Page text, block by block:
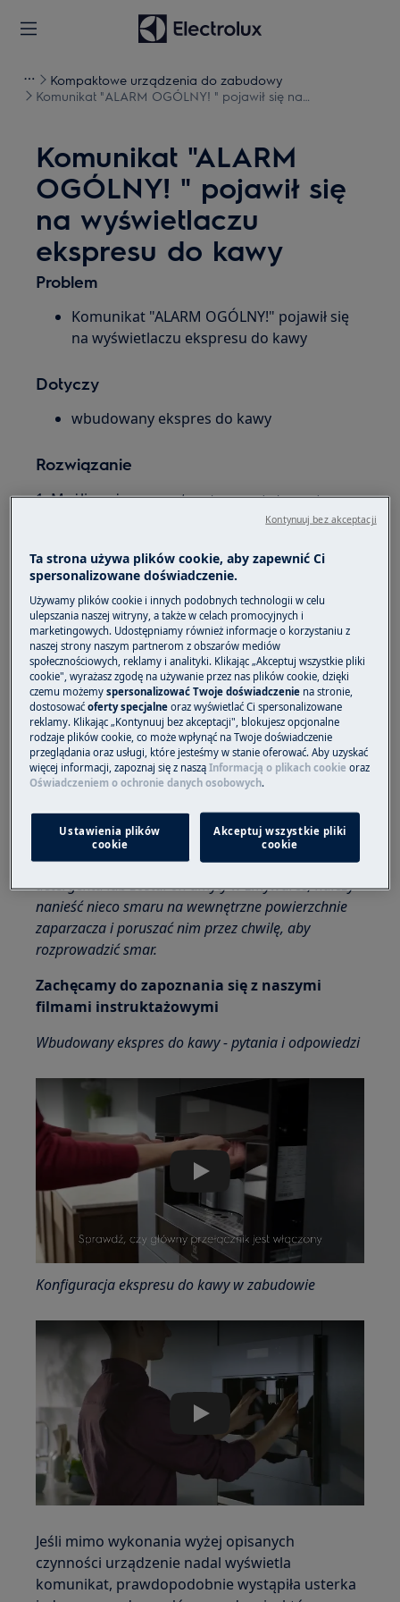
Kompaktowe urządzenia do zabudowy
Komunikat "ALARM OGÓLNY! " pojawił się na
Komunikat "ALARM
OGÓLNY! " pojawił się
na wyświetlaczu
ekspresu do kawy
Problem
Komunikat "ALARM OGÓLNY!" pojawił się
na wyświetlaczu ekspresu do kawy
Dotyczy
wbudowany ekspres do kawy
Rozwiązanie
1. Możliwe, że wewnątrzekspresu do kawy do
nagromadziły się zanieczyszczenia.
postępując zgodnie ze wskazówkami zawartymi
w części „Czyszczenie i konserwacja” instrukcji
obsługi.
W celu dokładnego sprawdzenia wnętrza
urządzenia pod kątem obecności
zanieczyszczeń można użyć latarki.
2. Po zakończeniu czyszczenia wyłączyć
urządzenie za pomocą głównego wyłącznika
znajdującego się po prawej stronie (aby użyć
wyłącznika, należy wysunąć urządzenie), a
ponownie.
Wskazówka:Jeśli do czyszczenia zaparzacza użyto
detergentu lub został on umyty w zmywarce, należy
nanieść nieco smaru na wewnętrzne powierzchnie
zaparzacza i poruszać nim przez chwilę, aby
rozprowadzić smar.
Zachęcamy do zapoznania się z naszymi
filmami instruktażowymi
Wbudowany ekspres do kawy - pytania i odpowiedzi
Play
Konfiguracja ekspresu do kawy w zabudowie
Play
Jeśli mimo wykonania wyżej opisanych
czynności urządzenie nadal wyświetla
komunikat, prawdopodobnie wystąpiła usterka
Ta strona używa plików cookie, aby zapewnić Ci
spersonalizowane doświadczenie.
Używamy plików cookie i innych podobnych technologii w celu
ulepszania naszej witryny, a także w celach promocyjnych i
marketingowych. Udostępniamy również informacje o korzystaniu z
naszej strony naszym partnerom z obszarów mediów
społecznościowych, reklamy i analityki. Klikając „Akceptuj wszystkie pliki
cookie", wyrażasz zgodę na używanie przez nas plików cookie, dzięki
czemu możemyspersonalizować Twoje doświadczenie na stronie,
dostosowaćoferty specjalne oraz wyświetlać Ci spersonalizowane
reklamy. Klikając „Kontynuuj bez akceptacji", blokujesz opcjonalne
rodzaje plików cookie, co może wpłynąć na Twoje doświadczenie
przeglądania oraz usługi, które jesteśmy w stanie oferować. Aby uzyskać
więcej informacji, zapoznaj się z nasząInformacją o plikach cookie oraz
Oświadczeniem o ochronie danych osobowych.
Ustawienia plików
cookie
Akceptuj wszystkie pliki
cookie
Kontynuuj bez akceptacji